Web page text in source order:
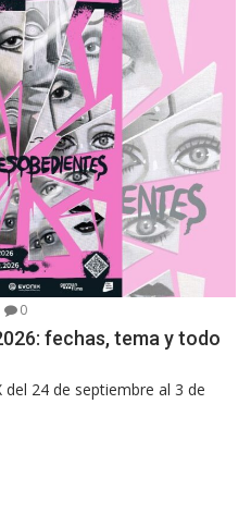
0
fechas, tema y todo
24 de septiembre al 3 de